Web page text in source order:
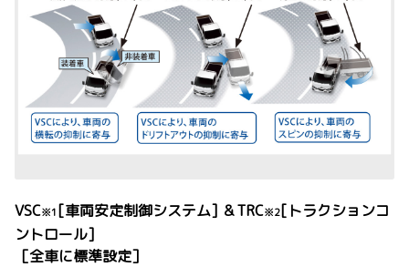
VSC※1[車両安定制御システム] ＆TRC※2[トラクションコ
ントロール]
［全車に標準設定］